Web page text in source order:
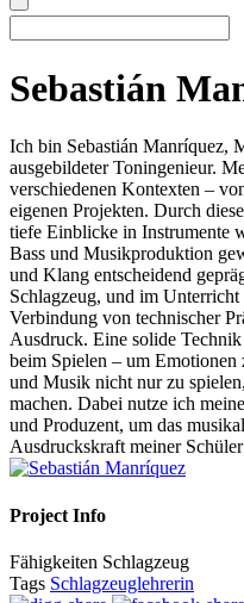
Sebastián
Ich bin Sebastián Manríquez,
ausgebildeter Toningenieur.
verschiedenen Kontexten –
eigenen Projekten. Durch
tiefe Einblicke in Instrumente
Bass und Musikproduktion
und Klang entscheidend
Schlagzeug, und im
Verbindung von technischer
Ausdruck. Eine solide
beim Spielen – um Emotionen
und Musik nicht nur zu
machen. Dabei nutze ich
und Produzent, um das
Ausdruckskraft meiner
Project Info
Fähigkeiten Schlagzeug
Tags Schlagzeuglehrerin